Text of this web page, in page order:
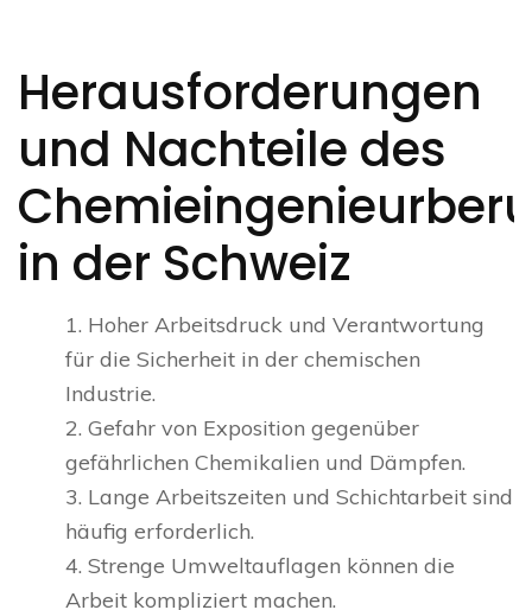
Herausforderungen
und Nachteile des
in der Schweiz
1. Hoher Arbeitsdruck und Verantwortung
für die Sicherheit in der chemischen
Industrie.
2. Gefahr von Exposition gegenüber
gefährlichen Chemikalien und Dämpfen.
3. Lange Arbeitszeiten und Schichtarbeit sind
häufig erforderlich.
4. Strenge Umweltauflagen können die
Arbeit kompliziert machen.